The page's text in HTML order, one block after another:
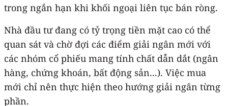
trong ngắn hạn khi khối ngoại liên tục bán ròng.
Nhà đầu tư đang có tỷ trọng tiền mặt cao có thể
quan sát và chờ đợi các điểm giải ngân mới với
các nhóm cổ phiếu mang tính chất dẫn dắt (ngân
hàng, chứng khoán, bất động sản...). Việc mua
mới chỉ nên thực hiện theo hướng giải ngân từng
phần.